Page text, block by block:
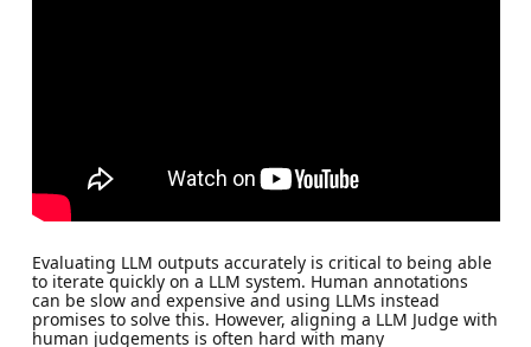
Evaluating LLM outputs accurately is critical to being able
to iterate quickly on a LLM system. Human annotations
can be slow and expensive and using LLMs instead
promises to solve this. However, aligning a LLM Judge with
human judgements is often hard with many